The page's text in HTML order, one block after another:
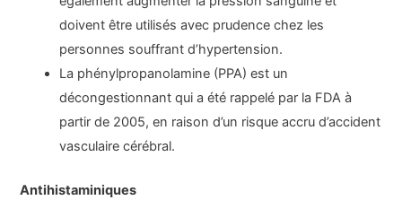
doivent être utilisés avec prudence chez les
personnes souffrant d’hypertension.
La phénylpropanolamine (PPA) est un
décongestionnant qui a été rappelé par la FDA à
partir de 2005, en raison d’un risque accru d’accident
vasculaire cérébral.
Antihistaminiques